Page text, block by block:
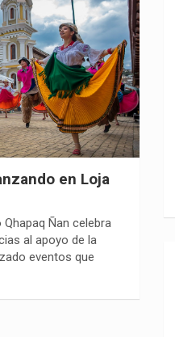
en Loja
Ñan celebra
al apoyo de la
eventos que